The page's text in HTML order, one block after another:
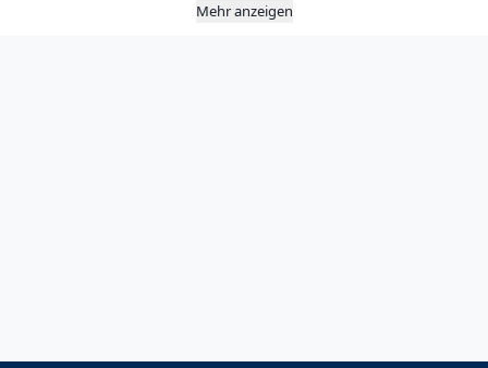
Mehr anzeigen